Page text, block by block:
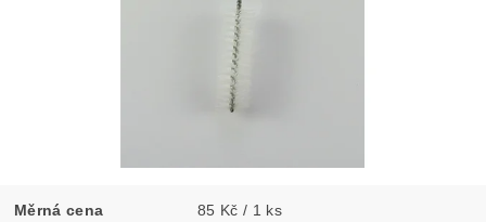
Měrná cena 85 Kč / 1 ks